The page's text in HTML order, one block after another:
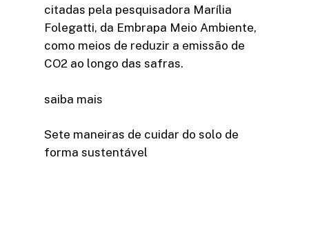
citadas pela pesquisadora Marília
Folegatti, da Embrapa Meio Ambiente,
como meios de reduzir a emissão de
CO2 ao longo das safras.
saiba mais
Sete maneiras de cuidar do solo de
forma sustentável